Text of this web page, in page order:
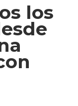
los